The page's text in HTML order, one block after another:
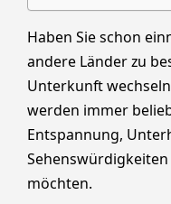
Haben Sie schon
andere Länder zu
Unterkunft
werden immer
Entspannung,
möchten.